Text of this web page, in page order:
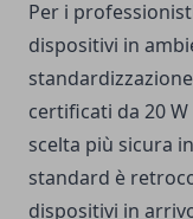
Per i
dispositivi in
certificati da 20
scelta più sicura
standard è
dispositivi in